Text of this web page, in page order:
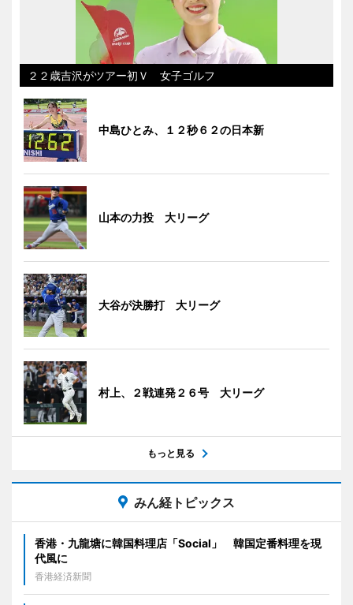
２２歳吉沢がツアー初Ｖ 女子ゴルフ
中島ひとみ、１２秒６２の日本新
山本の力投 大リーグ
大谷が決勝打 大リーグ
村上、２戦連発２６号 大リーグ
もっと見る
みん経トピックス
香港・九龍塘に韓国料理店「Social」 韓国定番料理を現
代風に
香港経済新聞